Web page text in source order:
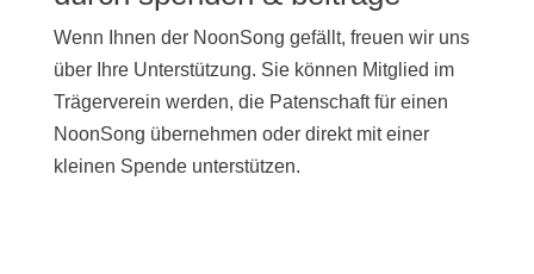
Wenn Ihnen der NoonSong gefällt, freuen wir uns
über Ihre Unterstützung. Sie können Mitglied im
Trägerverein werden, die Patenschaft für einen
NoonSong übernehmen oder direkt mit einer
kleinen Spende unterstützen.